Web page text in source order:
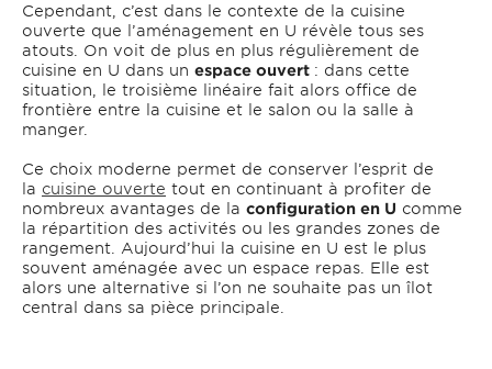
Cependant, c’est dans le contexte de la cuisine
ouverte que l’aménagement en U révèle tous ses
atouts. On voit de plus en plus régulièrement de
cuisine en U dans un espace ouvert : dans cette
situation, le troisième linéaire fait alors office de
frontière entre la cuisine et le salon ou la salle à
manger.
Ce choix moderne permet de conserver l’esprit de
la cuisine ouverte tout en continuant à profiter de
nombreux avantages de la configuration en U comme
la répartition des activités ou les grandes zones de
rangement. Aujourd’hui la cuisine en U est le plus
souvent aménagée avec un espace repas. Elle est
alors une alternative si l’on ne souhaite pas un îlot
central dans sa pièce principale.